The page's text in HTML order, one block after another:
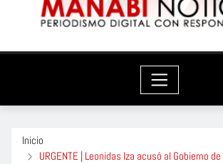
Inicio
URGENTE | Leonidas Iza acusó al Gobierno